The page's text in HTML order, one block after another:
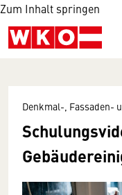
Zum Inhalt springen
Denkmal-, Fassaden-